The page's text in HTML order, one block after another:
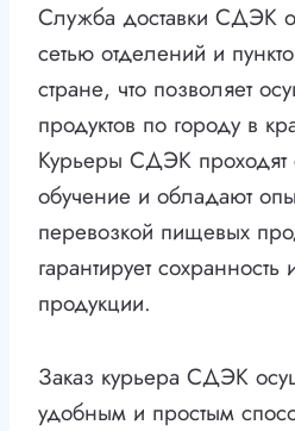
Служба доставки СДЭК
сетью отделений и
стране, что позволяет
продуктов по городу в
Курьеры СДЭК проходят
обучение и обладают
перевозкой пищевых
гарантирует
продукции.
Заказ курьера СДЭК
удобным и простым